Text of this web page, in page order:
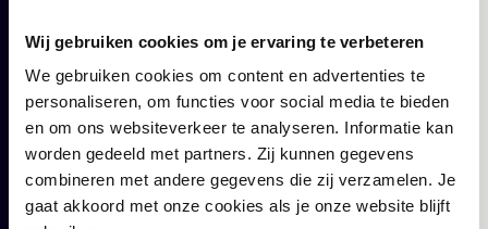
Wij gebruiken cookies om je ervaring te verbeteren
We gebruiken cookies om content en advertenties te
personaliseren, om functies voor social media te bieden
en om ons websiteverkeer te analyseren. Informatie kan
worden gedeeld met partners. Zij kunnen gegevens
combineren met andere gegevens die zij verzamelen. Je
gaat akkoord met onze cookies als je onze website blijft
täglichen Teil des
digitalen Marketings.
Blogs, Fälle und Artikel.